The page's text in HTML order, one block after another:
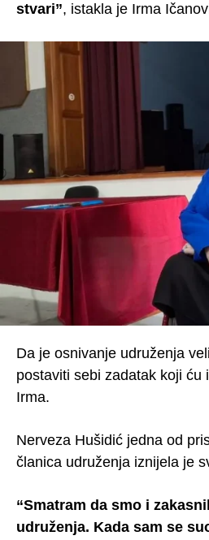
stvari”, istakla je Irma
Da je osnivanje udruženja
postaviti sebi zadatak koji ću
Irma.
Nerveza Hušidić jedna od
članica udruženja iznijela je
“Smatram da smo i
udruženja. Kada sam se